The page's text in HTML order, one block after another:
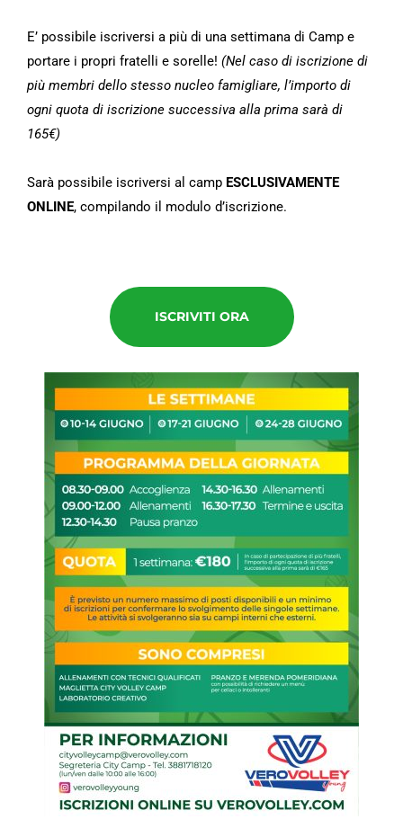
E’ possibile iscriversi a più di una settimana di Camp e
portare i propri fratelli e sorelle! (Nel caso di iscrizione di
più membri dello stesso nucleo famigliare, l’importo di
ogni quota di iscrizione successiva alla prima sarà di
165€)
Sarà possibile iscriversi al camp ESCLUSIVAMENTE
ONLINE, compilando il modulo d’iscrizione.
ISCRIVITI ORA